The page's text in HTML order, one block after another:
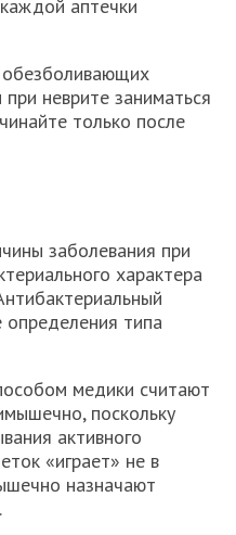
аптечки
неврите заниматься
только после
заболевания при
характера
определения типа
медики считают
поскольку
активного
«играет» не в
назначают